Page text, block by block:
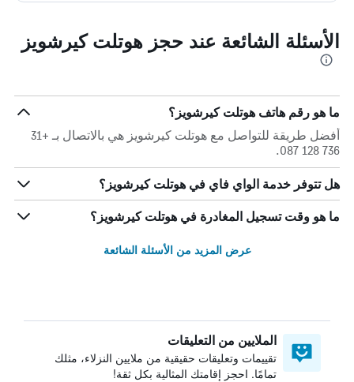
الأسئلة الشائعة عند حجز هوتلت كيرشويز
ما هو رقم هاتف هوتلت كيرشويز؟
أفضل طريقة للتواصل مع هوتلت كيرشويز هي بالاتصال بـ +31
736 128 087.
هل تتوفر خدمة الواي فاي في هوتلت كيرشويز؟
ما هو وقت تسجيل المغادرة في هوتلت كيرشويز؟
عرض المزيد من الأسئلة الشائعة
الملايين من التعليقات
تقييمات وتعليقات حقيقية من ملايين النزلاء، مثلك
تمامًا. احجز إقامتك المثالية بكل ثقة!